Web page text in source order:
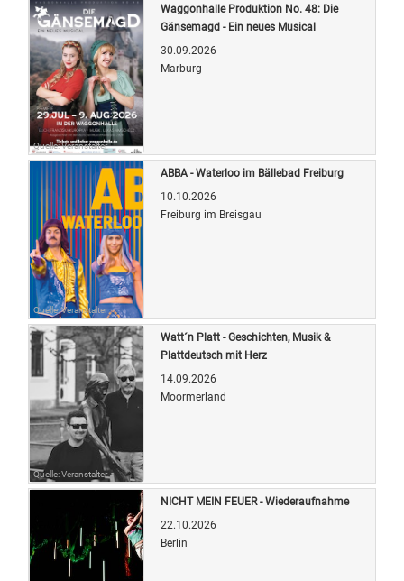
Quelle: Veranstalter
Waggonhalle Produktion No. 48: Die
Gänsemagd - Ein neues Musical
30.09.2026
Marburg
Quelle: Veranstalter
ABBA - Waterloo im Bällebad Freiburg
10.10.2026
Freiburg im Breisgau
Quelle: Veranstalter
Watt´n Platt - Geschichten, Musik &
Plattdeutsch mit Herz
14.09.2026
Moormerland
NICHT MEIN FEUER - Wiederaufnahme
22.10.2026
Berlin